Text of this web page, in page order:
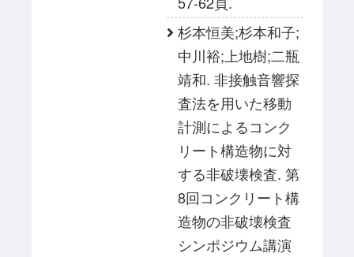
杉本恒美;杉本和子;
中川裕;上地樹;二瓶
靖和. 非接触音響探
査法を用いた移動
計測によるコンク
リート構造物に対
する非破壊検査. 第
8回コンクリート構
造物の非破壊検査
シンポジウム講演